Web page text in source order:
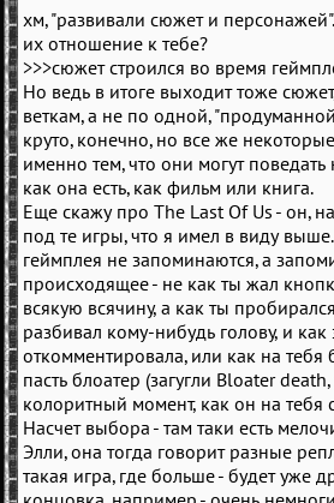
хм, "развивали сюжет и
их отношение к тебе?
>>>сюжет строился во время
Но ведь в итоге выходит тоже
веткам, а не по одной,
круто, конечно, но все же
именно тем, что они могут
как она есть, как фильм или книга.
Еще скажу про The Last Of Us - он,
под те игры, что я имел в виду
геймплея не запоминаются, а
происходящее - не как ты жал
всякую всячину, а как ты
разбивал кому-нибудь голову, и как
откомментировала, или как на тебя
пасть блоатер (загугли Bloater
колоритный момент, как он на тебя
Насчет выбора - там таки есть
Элли, она тогда говорит разные
такая игра, где больше - будет уже